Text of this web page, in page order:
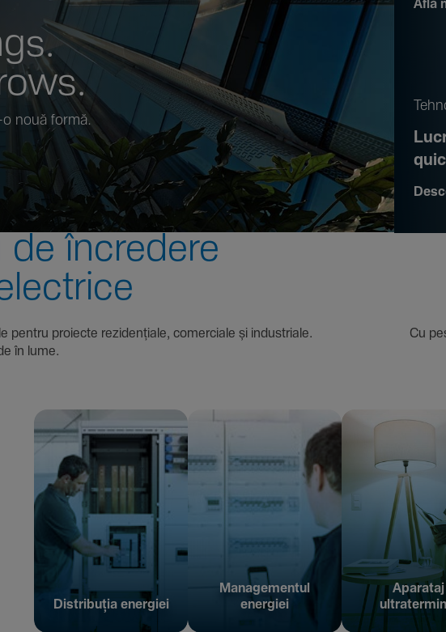
o nouă formă.
Află
de încre­dere
pentru proiecte rezi­den­țiale, comer­ciale și indus­triale. Cu peste
în lume.
Distribuția energiei
Managementul
energiei
Aparataj